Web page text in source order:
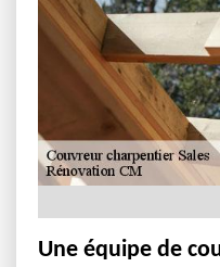
Une équipe de